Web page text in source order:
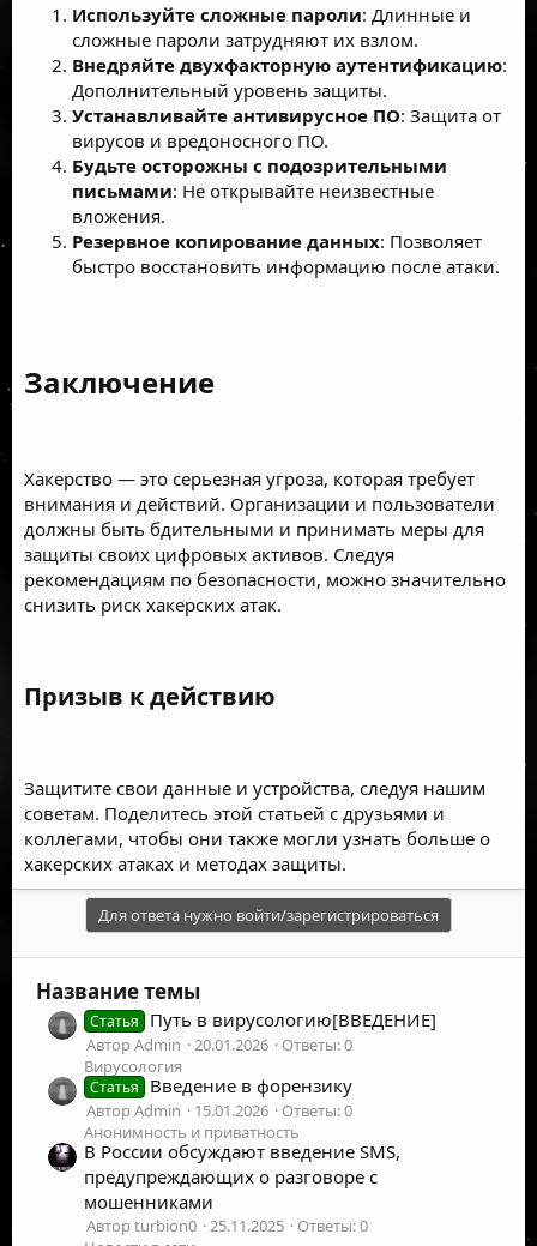
Используйте сложные пароли: Длинные и
сложные пароли затрудняют их взлом.
Внедряйте двухфакторную аутентификацию:
Дополнительный уровень защиты.
Устанавливайте антивирусное ПО: Защита от
вирусов и вредоносного ПО.
Будьте осторожны с подозрительными
письмами: Не открывайте неизвестные
вложения.
Резервное копирование данных: Позволяет
быстро восстановить информацию после атаки.
Заключение​
Хакерство — это серьезная угроза, которая требует
внимания и действий. Организации и пользователи
должны быть бдительными и принимать меры для
защиты своих цифровых активов. Следуя
рекомендациям по безопасности, можно значительно
снизить риск хакерских атак.
Призыв к действию​
Защитите свои данные и устройства, следуя нашим
советам. Поделитесь этой статьей с друзьями и
коллегами, чтобы они также могли узнать больше о
хакерских атаках и методах защиты.
Для ответа нужно войти/зарегистрироваться
Название темы
Статья Путь в вирусологию[ВВЕДЕНИЕ]
Автор Admin 20.01.2026
Ответы: 0
Вирусология
Статья Введение в форензику
Автор Admin 15.01.2026
Ответы: 0
Анонимность и приватность
В России обсуждают введение SMS,
предупреждающих о разговоре с
мошенниками
Автор turbion0 25.11.2025
Ответы: 0